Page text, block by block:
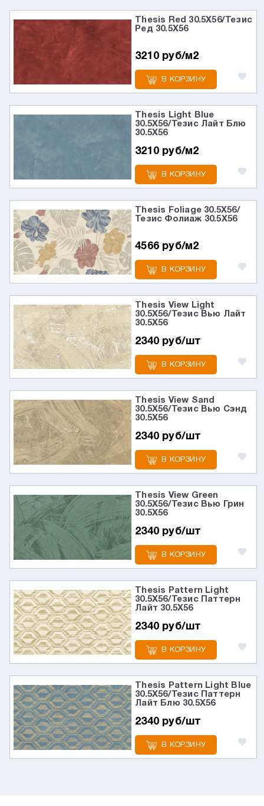
Thesis Red 30.5X56/Тезис
Ред 30.5X56
3210 руб/м2
В КОРЗИНУ
Thesis Light Blue
30.5X56/Тезис Лайт Блю
30.5X56
3210 руб/м2
В КОРЗИНУ
Thesis Foliage 30.5X56/
Тезис Фолиаж 30.5X56
4566 руб/м2
В КОРЗИНУ
Thesis View Light
30.5X56/Тезис Вью Лайт
30.5X56
2340 руб/шт
В КОРЗИНУ
Thesis View Sand
30.5X56/Тезис Вью Сэнд
30.5X56
2340 руб/шт
В КОРЗИНУ
Thesis View Green
30.5X56/Тезис Вью Грин
30.5X56
2340 руб/шт
В КОРЗИНУ
Thesis Pattern Light
30.5X56/Тезис Паттерн
Лайт 30.5X56
2340 руб/шт
В КОРЗИНУ
Thesis Pattern Light Blue
30.5X56/Тезис Паттерн
Лайт Блю 30.5X56
2340 руб/шт
В КОРЗИНУ